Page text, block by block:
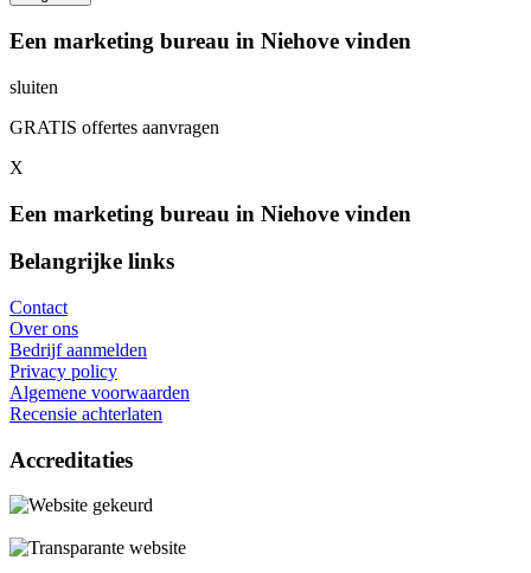
Een marketing bureau in Niehove vinden
sluiten
GRATIS offertes aanvragen
X
Een marketing bureau in Niehove vinden
Belangrijke links
Contact
Over ons
Bedrijf aanmelden
Privacy policy
Algemene voorwaarden
Recensie achterlaten
Accreditaties